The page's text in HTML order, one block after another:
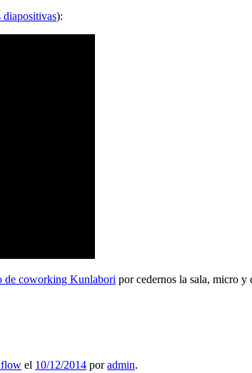
diapositivas):
de coworking Kunlabori por cedernos la sala, micro
el 10/12/2014 poradmin.